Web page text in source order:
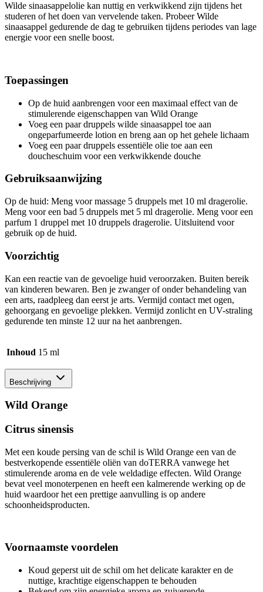
Wilde sinaasappelolie kan nuttig en verkwikkend zijn tijdens het
studeren of het doen van vervelende taken. Probeer Wilde
sinaasappel gedurende de dag te gebruiken tijdens periodes van lage
energie voor een snelle boost.
Toepassingen
Op de huid aanbrengen voor een maximaal effect van de
stimulerende eigenschappen van Wild Orange
Voeg een paar druppels wilde sinaasappel toe aan
ongeparfumeerde lotion en breng aan op het gehele lichaam
Voeg een paar druppels essentiële olie toe aan een
doucheschuim voor een verkwikkende douche
Gebruiksaanwijzing
Op de huid: Meng voor massage 5 druppels met 10 ml dragerolie.
Meng voor een bad 5 druppels met 5 ml dragerolie. Meng voor een
parfum 1 druppel met 10 druppels dragerolie. Uitsluitend voor
gebruik op de huid.
Voorzichtig
Kan een reactie van de gevoelige huid veroorzaken. Buiten bereik
van kinderen bewaren. Ben je zwanger of onder behandeling van
een arts, raadpleeg dan eerst je arts. Vermijd contact met ogen,
gehoorgang en gevoelige plekken. Vermijd zonlicht en UV-straling
gedurende ten minste 12 uur na het aanbrengen.
Inhoud 15 ml
Beschrijving
Wild Orange
Citrus sinensis
Met een koude persing van de schil is Wild Orange een van de
bestverkopende essentiële oliën van doTERRA vanwege het
stimulerende aroma en de vele weldadige effecten. Wild Orange
bevat veel monoterpenen en heeft een kalmerende werking op de
huid waardoor het een prettige aanvulling is op andere
schoonheidsproducten.
Voornaamste voordelen
Koud geperst uit de schil om het delicate karakter en de
nuttige, krachtige eigenschappen te behouden